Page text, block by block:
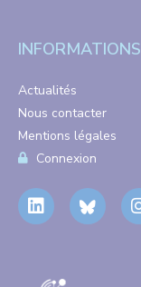
INFORMATIONS
Actualités
Nous contacter
Mentions légales
Connexion